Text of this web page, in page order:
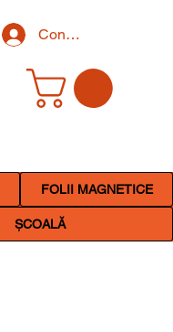
Conectează-te
FOLII MAGNETICE
ȘCOALĂ